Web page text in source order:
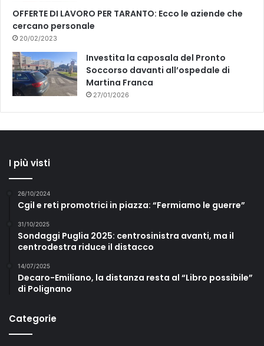
OFFERTE DI LAVORO PER TARANTO: Ecco le aziende che
cercano personale
20/02/2023
Investita la caposala del Pronto
Soccorso davanti all’ospedale di
Martina Franca
27/01/2026
I più visti
26/10/2024
Cgil e reti promotrici in piazza: “Fermiamo le guerre”
31/10/2025
Sondaggi Puglia 2025: centrosinistra avanti, ma il
centrodestra riduce il distacco
14/07/2025
Decaro-Emiliano, la distanza resta al “Libro possibile”
di Polignano
Categorie